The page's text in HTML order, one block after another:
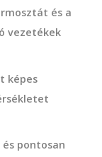
és a
vezetékek
képes
pontosan